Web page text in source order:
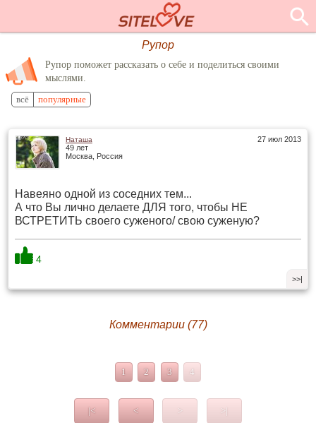
Рупор
Рупор поможет рассказать о себе и поделиться своими
мыслями.
всё популярные
27 июл 2013
Наташа
49 лет
Москва, Россия
Навеяно одной из соседних тем...
А что Вы лично делаете ДЛЯ того, чтобы НЕ
ВСТРЕТИТЬ своего суженого/ свою суженую?
4
>>|
Комментарии (77)
1 2 3 4
|< < > >|